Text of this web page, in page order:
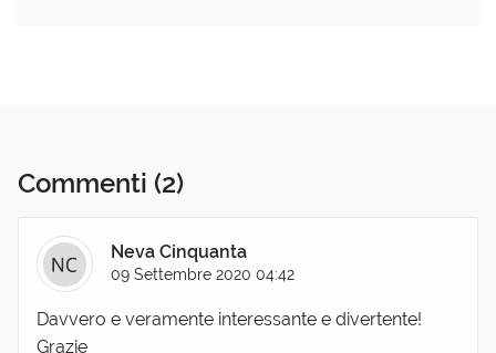
Commenti (2)
Neva Cinquanta
09 Settembre 2020 04:42
Davvero e veramente interessante e divertente!
Grazie